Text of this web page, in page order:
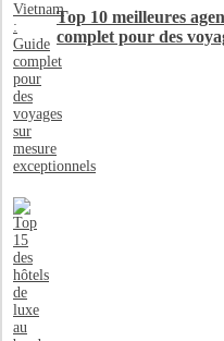
Top 10 meilleures
complet pour des